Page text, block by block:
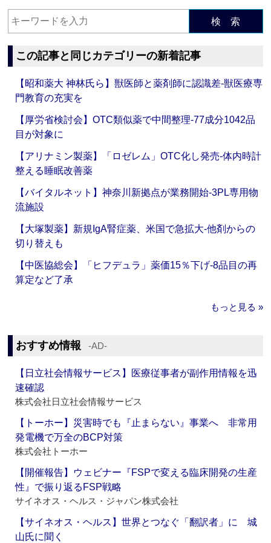
検 索
この記事と同じカテゴリーの新着記事
【昭和薬大 神林氏ら】獣医師と薬剤師に認識差‐獣医療専
門教育の充実を
【厚労省検討会】OTC類似薬で中間整理‐77成分1042品
目が対象に
【アリナミン製薬】「ロゼレム」OTC化し発売‐体内時計
整える睡眠改善薬
【バイタルネット】神奈川新拠点が業務開始‐3PL専用物
流施設
【大塚製薬】新規IgA腎症薬、米国で急拡大‐他剤からの
切り替えも
【中医協総会】「ヒフデュラ」薬価15％下げ‐8品目の再
算定など了承
もっと見る »
おすすめ情報 ‐AD‐
【日立社会情報サービス】医療従事者が副作用情報を迅
速確認
株式会社日立社会情報サービス
【トーホー】災害時でも『止まらない』事業へ 非常用
発電機で万全のBCP対策
株式会社トーホー
【開催報告】ウェビナー『FSPで変える臨床開発の生産
性』で振り返るFSP戦略
サイネオス・ヘルス・ジャパン株式会社
【サイネオス・ヘルス】世界とつなぐ「翻訳者」に 城
山氏に聞く